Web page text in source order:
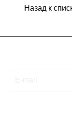
Назад к